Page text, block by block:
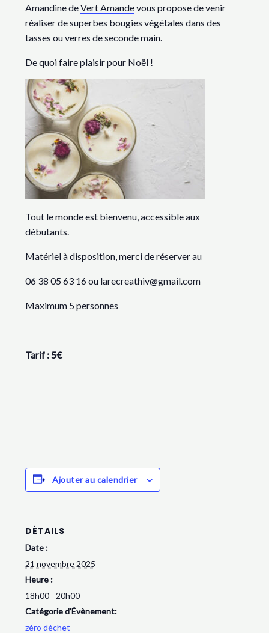
Amandine deVert Amandevous propose de venir
réaliser de superbes bougies végétales dans des
tasses ou verres de seconde main.
De quoi faire plaisir pour Noël !
Tout le monde est bienvenu, accessible aux
débutants.
Matériel à disposition, merci de réserver au
06 38 05 63 16 ou larecreathiv@gmail.com
Maximum 5 personnes
Tarif : 5€
Ajouter au calendrier
DÉTAILS
Date :
21 novembre 2025
Heure :
18h00 - 20h00
Catégorie d’Évènement:
zéro déchet